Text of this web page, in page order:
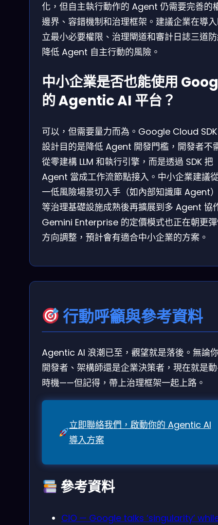
化，但自主執行動作的 Agent 仍需要完善的
邊界、容錯機制和治理框架。建議企業在導
立最小必要權限、治理閘道和審計日誌三道
降低 Agent 自主行動的風險。
中小企業是否也能使用
的 Agentic AI 平台？
可以，但需要量力而為。Google Cloud
設計目的是降低 Agent 開發門檻，開發者不
從零建構 LLM 和執行引擎，而是透過 SDK 把
Agent 當成工作流節點接入。中小企業建議
一低風險場景切入手（如內部知識庫 Agent
等治理基礎設施成熟後再擴展到多 Agent 協
Gemini Enterprise 的定價模式也正在朝更
方向調整，預計會有適合中小企業的方案。
行動呼籲與參考資料
Agentic AI 浪潮已至，觀望就是落後。無論
開發者、架構師還是企業決策者，現在就是
時機——但記得，帶上治理框架一起上路。
立即聯絡我們，啟動你的 Agentic AI
導入方案
參考資料
CIO — Google talks ‘singularity’